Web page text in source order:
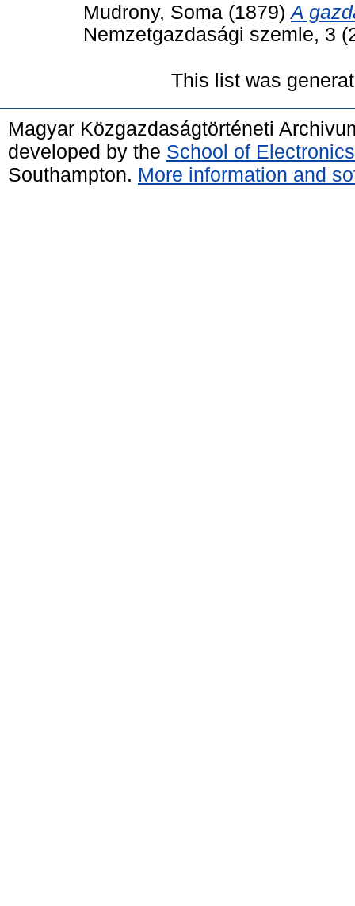
Mudrony, Soma (1879)A
Nemzetgazdasági szemle, 3
This list was
Magyar Közgazdaságtörténeti
developed by the School of
Southampton. More information and